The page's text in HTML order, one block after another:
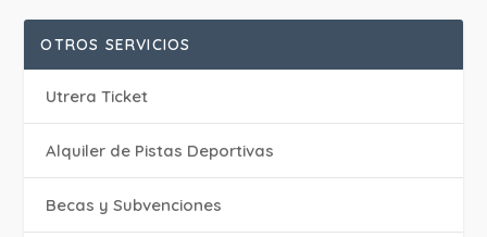
OTROS SERVICIOS
Utrera Ticket
Alquiler de Pistas Deportivas
Becas y Subvenciones